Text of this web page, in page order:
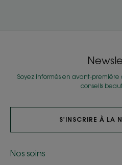
Soyez informés en avant-première
conseils
S'INSCRIRE À LA
Nos soins